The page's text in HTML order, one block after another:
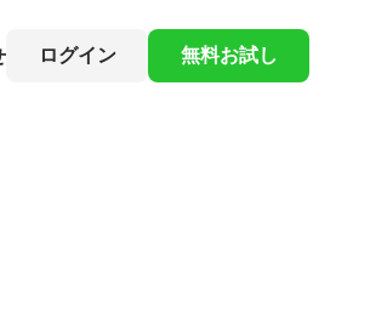
ログイン 無料お試し